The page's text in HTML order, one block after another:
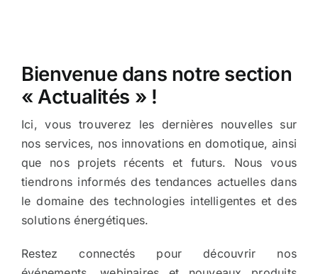
Contact
Bienvenue dans notre section
« Actualités » !
Ici, vous trouverez les dernières nouvelles sur
nos services, nos innovations en domotique, ainsi
que nos projets récents et futurs. Nous vous
tiendrons informés des tendances actuelles dans
le domaine des technologies intelligentes et des
solutions énergétiques.
Restez connectés pour découvrir nos